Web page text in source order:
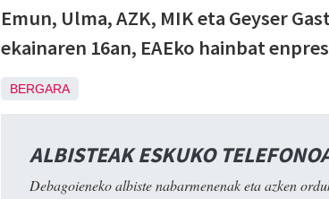
Emun, Ulma, AZK, MIK eta Geyser
ekainaren 16an, EAEko hainbat
BERGARA
ALBISTEAK ESKUKO
Debagoieneko albiste nabarmenenak eta azken